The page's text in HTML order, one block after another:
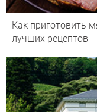
Как приготовить
лучших рецептов